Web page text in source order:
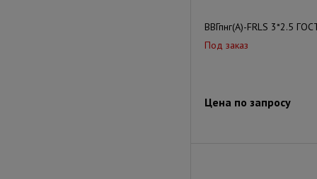
ВВГпнг(A)-FRLS 3*2.5
Под заказ
Цена по запросу